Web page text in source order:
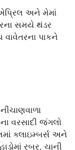
એપ્રિલ અને મેમાં
સમયે થંડર
પાકને
વરસાદી જંગલો
ક્લાઇમ્બર્સ અને
રબર, ચાની